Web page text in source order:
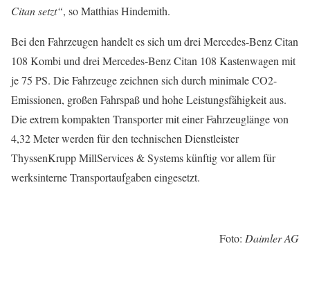
Citan setzt“, so Matthias Hindemith.
Bei den Fahrzeugen handelt es sich um drei Mercedes-Benz Citan
108 Kombi und drei Mercedes-Benz Citan 108 Kastenwagen mit
je 75 PS. Die Fahrzeuge zeichnen sich durch minimale CO2-
Emissionen, großen Fahrspaß und hohe Leistungsfähigkeit aus.
Die extrem kompakten Transporter mit einer Fahrzeuglänge von
4,32 Meter werden für den technischen Dienstleister
ThyssenKrupp MillServices & Systems künftig vor allem für
werksinterne Transportaufgaben eingesetzt.
Foto: Daimler AG